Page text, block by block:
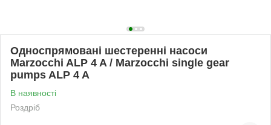
Односпрямовані шестеренні насоси
Marzocchi ALP 4 A / Marzocchi single gear
pumps ALP 4 A
В наявності
Роздріб